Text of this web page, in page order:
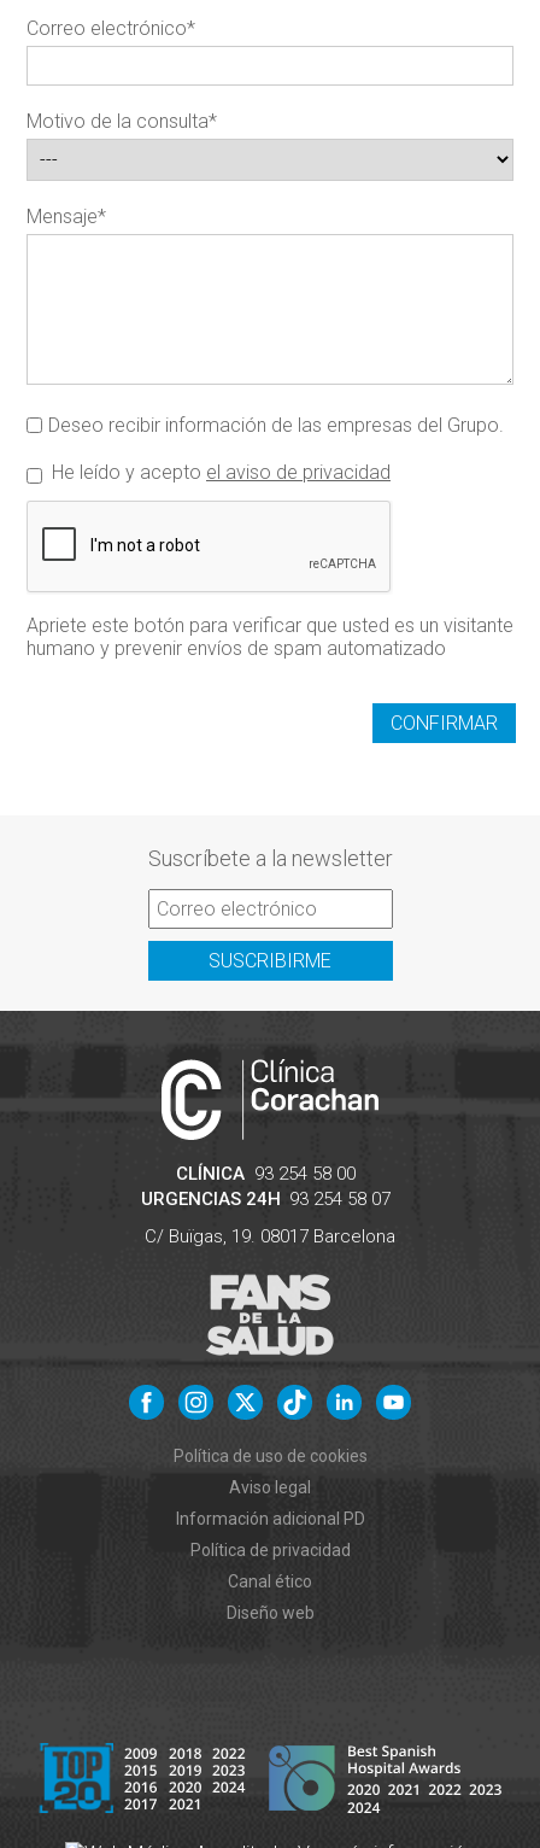
Correo electrónico*
Motivo de la consulta*
Mensaje*
Deseo recibir información de las empresas del Grupo.
He leído y acepto el aviso de privacidad
Apriete este botón para verificar que usted es un visitante
humano y prevenir envíos de spam automatizado
CONFIRMAR
Suscríbete a la newsletter
SUSCRIBIRME
CLÍNICA 93 254 58 00
URGENCIAS 24H 93 254 58 07
C/ Buïgas, 19. 08017 Barcelona
Política de uso de cookies
Aviso legal
Información adicional PD
Política de privacidad
Canal ético
Diseño web